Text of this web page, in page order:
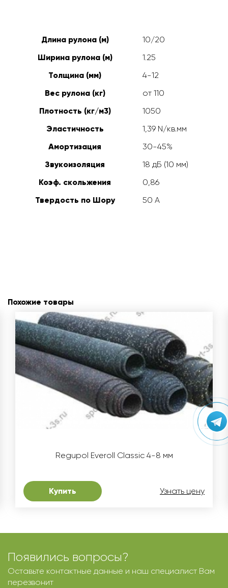
Длина рулона (м)
10/20
Ширина рулона (м)
1.25
Толщина (мм)
4-12
Вес рулона (кг)
от 110
Плотность (кг/м3)
1050
Эластичность
1,39 N/кв.мм
Амортизация
30-45%
Звукоизоляция
18 дБ (10 мм)
Коэф. скольжения
0,86
Твердость по Шору
50 А
Похожие товары
Regupol Everoll Classic 4-8 мм
Купить Узнать цену
Появились вопросы?
Оставьте контактные данные и наш специалист Вам
перезвонит